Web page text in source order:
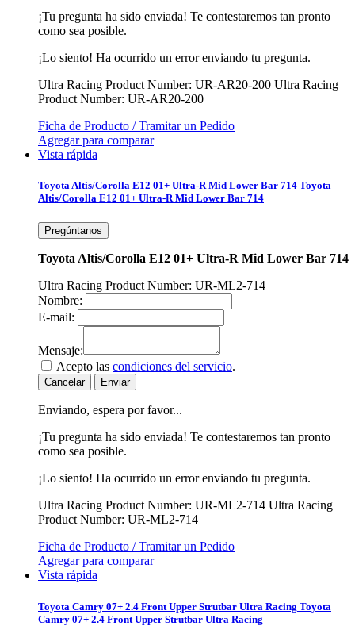
¡Tu pregunta ha sido enviada! Te contestaremos tan pronto
como sea posible.
¡Lo siento! Ha ocurrido un error enviando tu pregunta.
Ultra Racing Product Number: UR-AR20-200 Ultra Racing
Product Number: UR-AR20-200
Ficha de Producto / Tramitar un Pedido
Agregar para comparar
Vista rápida
Toyota Altis/Corolla E12 01+ Ultra-R Mid Lower Bar 714 Toyota
Altis/Corolla E12 01+ Ultra-R Mid Lower Bar 714
Pregúntanos
Toyota Altis/Corolla E12 01+ Ultra-R Mid Lower Bar 714
Ultra Racing Product Number: UR-ML2-714
Nombre:
E-mail:
Mensaje:
Acepto las condiciones del servicio.
Cancelar Enviar
Enviando, espera por favor...
¡Tu pregunta ha sido enviada! Te contestaremos tan pronto
como sea posible.
¡Lo siento! Ha ocurrido un error enviando tu pregunta.
Ultra Racing Product Number: UR-ML2-714 Ultra Racing
Product Number: UR-ML2-714
Ficha de Producto / Tramitar un Pedido
Agregar para comparar
Vista rápida
Toyota Camry 07+ 2.4 Front Upper Strutbar Ultra Racing Toyota
Camry 07+ 2.4 Front Upper Strutbar Ultra Racing